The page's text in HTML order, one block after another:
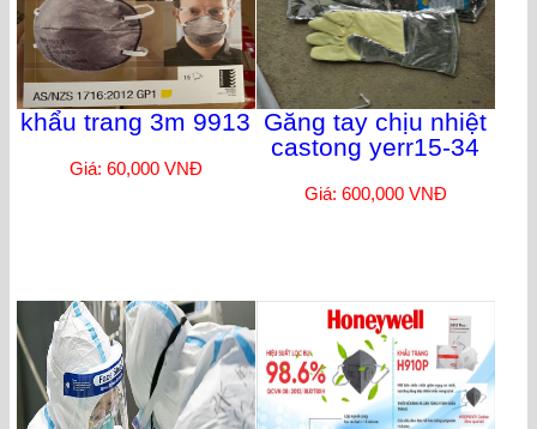
khẩu trang 3m 9913
Giá: 60,000 VNĐ
Găng tay chịu nhiệt
castong yerr15-34
Giá: 600,000 VNĐ